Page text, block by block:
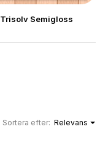
Trisolv Semigloss
Sortera efter: Relevans